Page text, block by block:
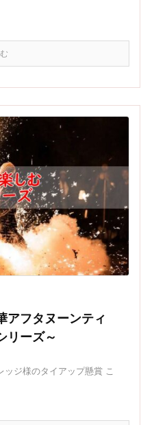
フタヌーンティ
リーズ～
ジ様のタイアップ懸賞 こ